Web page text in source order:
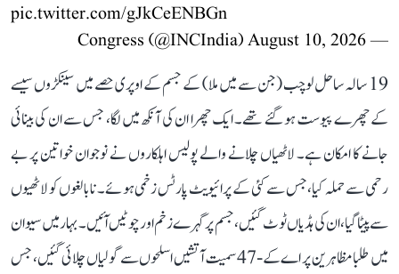
pic.twitter.com/gJkCeENBGn
— Congress (@INCIndia)
August 10, 2026
19 سالہ ساحل لوچب (جن سے میں ملا) کے جسم کے اوپری حصے میں سینکڑوں سیسے
کے چھرے پیوست ہو گئے تھے۔ ایک چھرا ان کی آنکھ میں لگا، جس سے ان کی بینائی
جانے کا امکان ہے۔ لاٹھیاں چلانے والے پولیس اہلکاروں نے نوجوان خواتین پر بے
رحمی سے حملہ کیا، جس سے کئی کے پرائیویٹ پارٹس زخمی ہوئے۔ نابالغوں کو لاٹھیوں
سے پیٹا گیا، ان کی ہڈیاں ٹوٹ گئیں، جسم پر گہرے زخم اور چوٹیں آئیں۔ بہار میں سیوان
میں طلبا مظاہرین پر اے کے-47 سمیت آتشیں اسلحوں سے گولیاں چلائی گئیں، جس